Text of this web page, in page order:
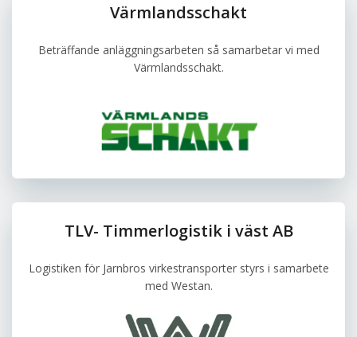
Värmlandsschakt
Beträffande anläggningsarbeten så samarbetar vi med
Värmlandsschakt.
TLV- Timmerlogistik i väst AB
Logistiken för Jarnbros virkestransporter styrs i samarbete
med Westan.